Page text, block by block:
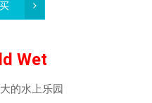
Wet
的水上乐园